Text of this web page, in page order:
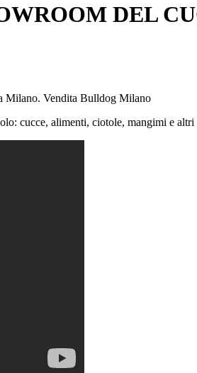
DEL
Milano. Vendita Bulldog Milano
cucce, alimenti, ciotole, mangimi e altri